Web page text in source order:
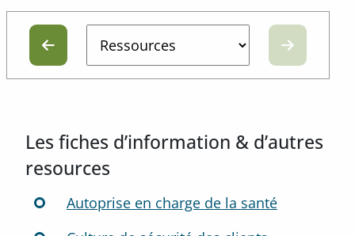
Les fiches d’information & d’autres
resources
Autoprise en charge de la santé